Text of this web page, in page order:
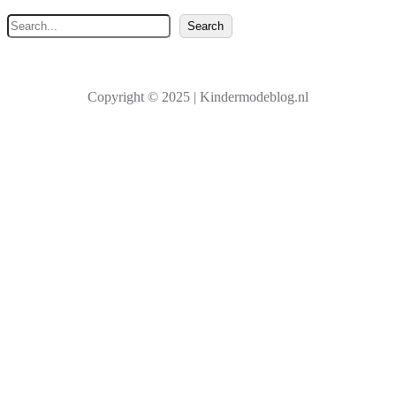
Z
o
e
Search
Copyright © 2025 | Kindermodeblog.nl